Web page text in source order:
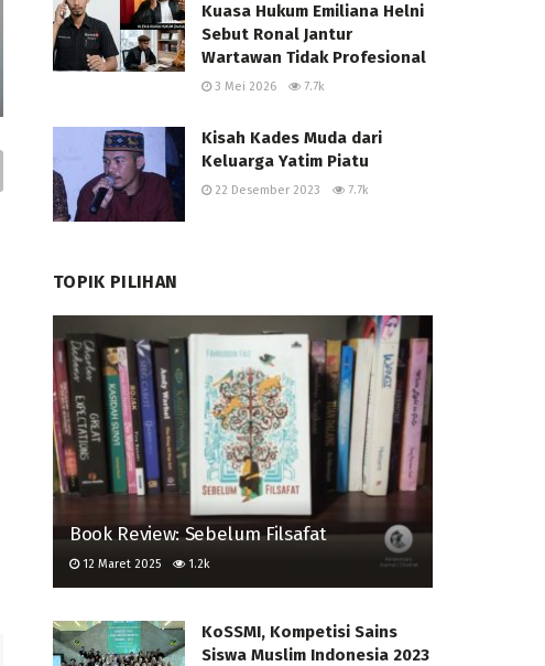
Kuasa Hukum Emiliana Helni
Sebut Ronal Jantur
Wartawan Tidak Profesional
3 Mei 2026 7.7k
Kisah Kades Muda dari
Keluarga Yatim Piatu
22 Desember 2023 7.7k
TOPIK PILIHAN
Book Review: Sebelum Filsafat
12 Maret 2025 1.2k
KoSSMI, Kompetisi Sains
Siswa Muslim Indonesia 2023